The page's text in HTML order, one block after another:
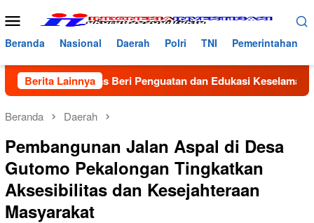
ke
konten
Menu
Mobile
Beranda Nasional Daerah Polri TNI Pemerintahan
Berita Lainnya
Beri Penguatan dan Edukasi Keselamatan di MAN 2
Beranda Daerah
Pembangunan Jalan Aspal di Desa
Gutomo Pekalongan Tingkatkan
Aksesibilitas dan Kesejahteraan
Masyarakat